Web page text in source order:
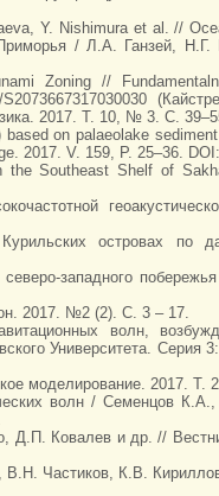
Y. Nishimura et al. //
Приморья / Л.А. Ганзей,
Zoning //
2017. Т. 10, № 3. C.
on palaeolake
2017. V. 159, P. 25–36.
Southeast Shelf of
островах по
западного
2017. №2 (2). С. 3 – 17.
волн,
Университета.
моделирование. 2017.
волн / Семенцов
Д.П. Ковалев и др. //
В.Н. Частиков, К.В.